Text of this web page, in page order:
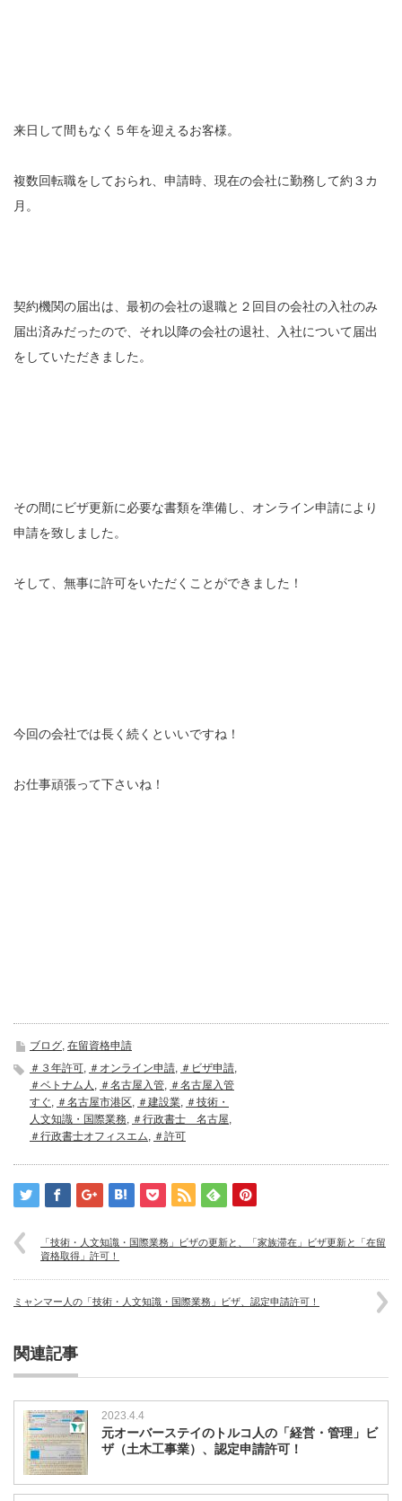
来日して間もなく５年を迎えるお客様。
複数回転職をしておられ、申請時、現在の会社に勤務して約３カ
月。
契約機関の届出は、最初の会社の退職と２回目の会社の入社のみ
届出済みだったので、それ以降の会社の退社、入社について届出
をしていただきました。
その間にビザ更新に必要な書類を準備し、オンライン申請により
申請を致しました。
そして、無事に許可をいただくことができました！
今回の会社では長く続くといいですね！
お仕事頑張って下さいね！
ブログ 在留資格申請
＃３年許可
＃オンライン申請 ＃ビザ申請
＃ベトナム人
＃名古屋入管
＃名古屋入管
すぐ
＃名古屋市港区 ＃建設業
＃技術・
人文知識・国際業務
＃行政書士 名古屋
＃行政書士オフィスエム
＃許可
「技術・人文知識・国際業務」ビザの更新と、「家族滞在」ビザ更新と「在留
資格取得」許可！
ミャンマー人の「技術・人文知識・国際業務」ビザ、認定申請許可！
関連記事
2023.4.4
元オーバーステイのトルコ人の「経営・管理」ビ
ザ（土木工事業）、認定申請許可！